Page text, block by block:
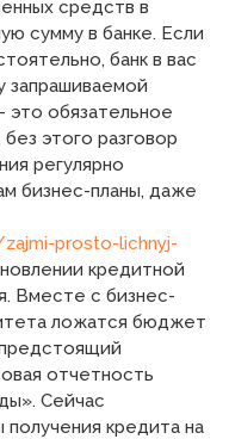
средств в
сумму в банке. Если
банк в вас
запрашиваемой
это обязательное
этого разговор
регулярно
бизнес-планы, даже
prosto-lichnyj-
кредитной
Вместе с бизнес-
ложатся бюджет
отчетность
Сейчас
кредита на